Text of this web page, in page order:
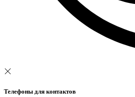
Телефоны для контактов